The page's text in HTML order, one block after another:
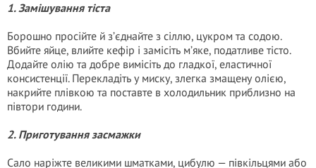
1. Замішування тіста
Борошно просійте й з’єднайте з сіллю, цукром та содою.
Вбийте яйце, влийте кефір і замісіть м’яке, податливе тісто.
Додайте олію та добре вимісіть до гладкої, еластичної
консистенції. Перекладіть у миску, злегка змащену олією,
накрийте плівкою та поставте в холодильник приблизно на
півтори години.
2. Приготування засмажки
Сало наріжте великими шматками, цибулю — півкільцями або